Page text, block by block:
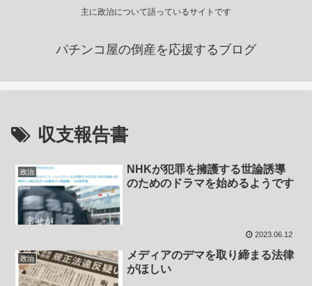
主に政治について語っているサイトです
パチンコ屋の倒産を応援するブログ
収支報告書
政治
NHKが犯罪を擁護する世論誘導
のためのドラマを始めるようです
2023.06.12
政治
メディアのデマを取り締まる法律
がほしい